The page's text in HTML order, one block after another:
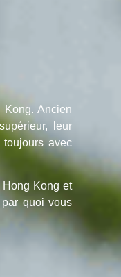
Ancien
leur
avec
Hong Kong et
quoi vous